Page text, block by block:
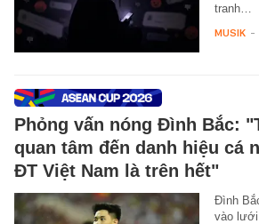
tranh…
MUSIK -
Phỏng vấn nóng Đình Bắc:
quan tâm đến danh hiệu cá
ĐT Việt Nam là trên hết"
Đình
vào lưới